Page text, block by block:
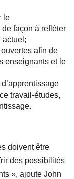
le
de façon à refléter
actuel;
afin de
enseignants et le
travail-études,
doivent être
des possibilités
», ajoute John